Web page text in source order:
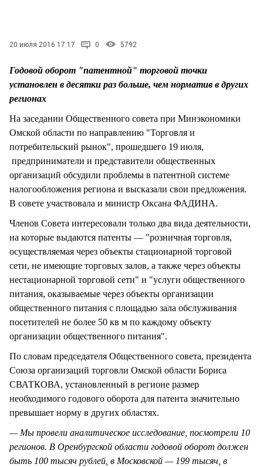
20 июля 2016 17:17 0 5792
Годовой оборот "патентной" торговой точки
установлен в десятки раз больше, чем норматив в других
регионах
На заседании Общественного совета при Минэкономики
Омской области по направлению "Торговля и
потребительский рынок", прошедшего 19 июля,
предприниматели и представители общественных
организаций обсудили проблемы в патентной системе
налогообложения региона и высказали свои предложения.
В совете участвовала и министр Оксана ФАДИНА.
Членов Совета интересовали только два вида деятельности,
на которые выдаются патенты — "розничная торговля,
осуществляемая через объекты стационарной торговой
сети, не имеющие торговых залов, а также через объекты
нестационарной торговой сети" и "услуги общественного
питания, оказываемые через объекты организации
общественного питания с площадью зала обслуживания
посетителей не более 50 кв м по каждому объекту
организации общественного питания".
По словам председателя Общественного совета, президента
Союза организаций торговли Омской области Бориса
СВАТКОВА, установленный в регионе размер
необходимого годового оборота для патента значительно
превышает норму в других областях.
— Мы провели аналитическое исследование, посмотрели 10
регионов. В Оренбургской области годовой оборот должен
быть 100 тысяч рублей, в Московской — 199 тысяч, в